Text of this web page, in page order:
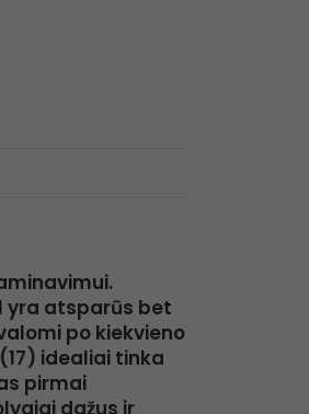
yra atsparūs bet
po kiekvieno
idealiai tinka
pirmai
dažus ir